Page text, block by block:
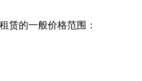
赁的一般价格范围：